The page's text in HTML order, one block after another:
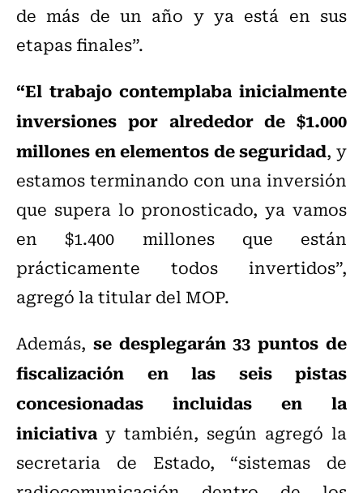
de más de un año y ya está en sus
etapas finales”.
“El trabajo contemplaba inicialmente
inversiones por alrededor de $1.000
millones en elementos de seguridad, y
estamos terminando con una inversión
que supera lo pronosticado, ya vamos
en $1.400 millones que están
prácticamente todos invertidos”,
agregó la titular del MOP.
Además, se desplegarán 33 puntos de
fiscalización en las seis pistas
concesionadas incluidas en la
iniciativa y también, según agregó la
secretaria de Estado, “sistemas de